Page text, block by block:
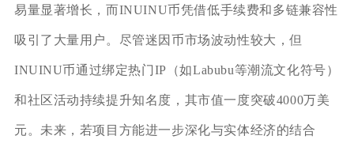
易量显著增长，而INUINU币凭借低手续费和多链兼容性
吸引了大量用户。尽管迷因币市场波动性较大，但
INUINU币通过绑定热门IP（如Labubu等潮流文化符号）
和社区活动持续提升知名度，其市值一度突破4000万美
元。未来，若项目方能进一步深化与实体经济的结合